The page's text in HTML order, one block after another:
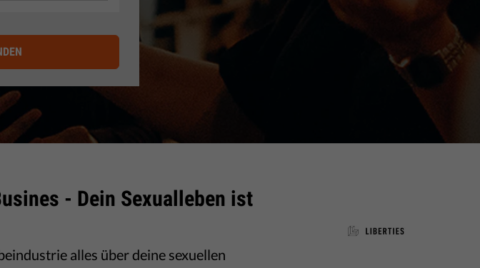
- Dein Sexualleben ist
alles über deine sexuellen